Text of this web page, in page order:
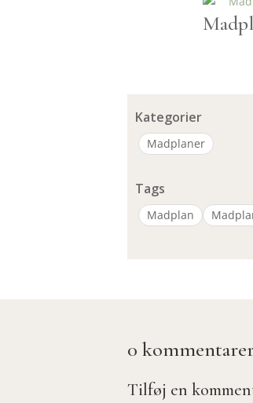
Kategorier
Madplaner
Tags
Madplan
0
Tilføj en